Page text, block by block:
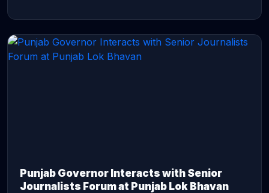
Punjab Governor Interacts with Senior
Journalists Forum at Punjab Lok Bhavan